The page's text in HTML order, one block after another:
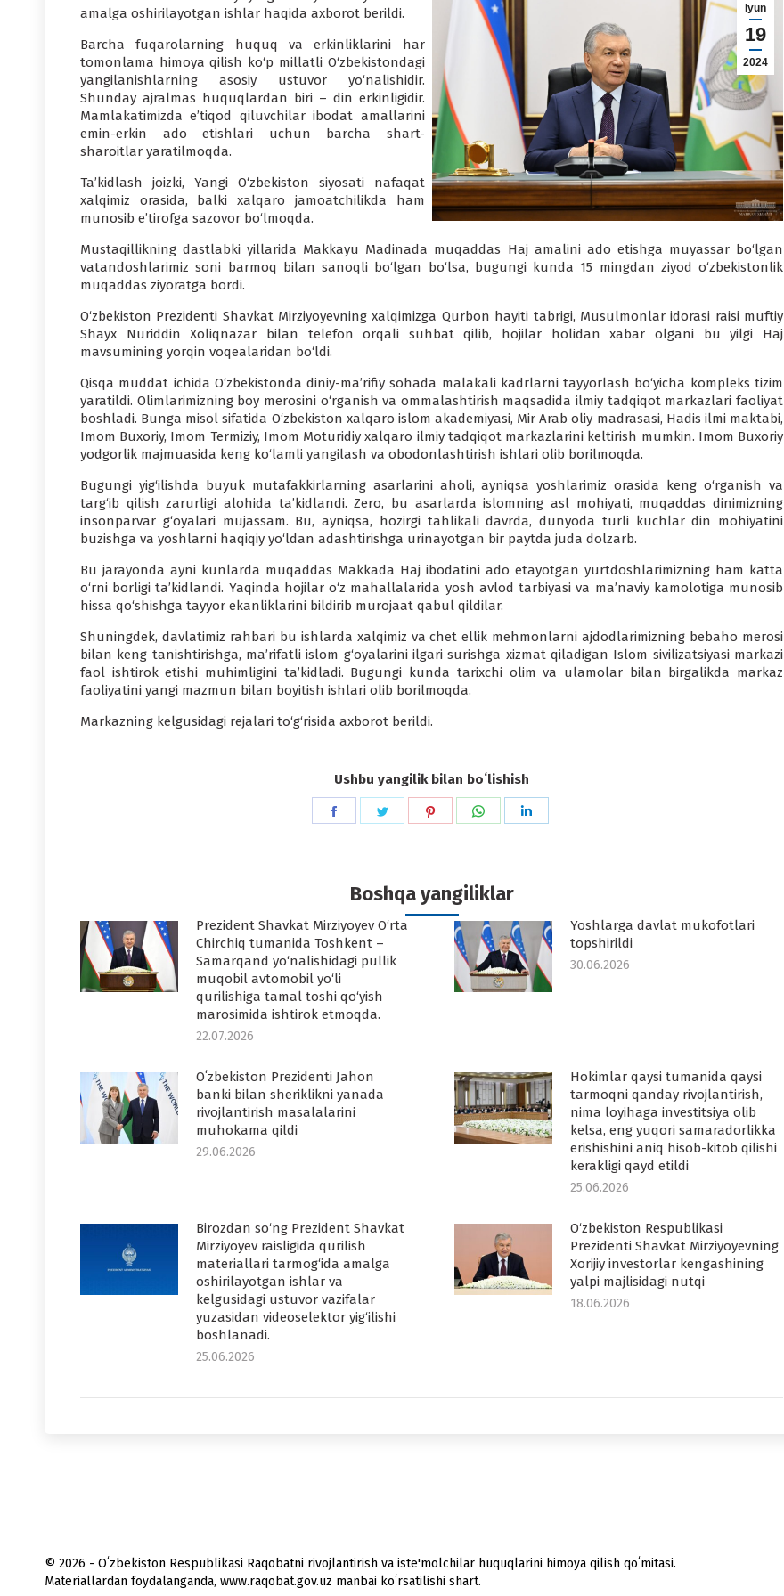
Iyun
19
2024
amalga oshirilayotgan ishlar haqida axborot berildi.
Barcha fuqarolarning huquq va erkinliklarini har
tomonlama himoya qilish ko‘p millatli O‘zbekistondagi
yangilanishlarning asosiy ustuvor yo‘nalishidir.
Shunday ajralmas huquqlardan biri – din erkinligidir.
Mamlakatimizda e’tiqod qiluvchilar ibodat amallarini
emin-erkin ado etishlari uchun barcha shart-
sharoitlar yaratilmoqda.
Ta’kidlash joizki, Yangi O‘zbekiston siyosati nafaqat
xalqimiz orasida, balki xalqaro jamoatchilikda ham
munosib e’tirofga sazovor bo‘lmoqda.
Mustaqillikning dastlabki yillarida Makkayu Madinada muqaddas Haj amalini ado etishga muyassar bo‘lgan
vatandoshlarimiz soni barmoq bilan sanoqli bo‘lgan bo‘lsa, bugungi kunda 15 mingdan ziyod o‘zbekistonlik
muqaddas ziyoratga bordi.
O‘zbekiston Prezidenti Shavkat Mirziyoyevning xalqimizga Qurbon hayiti tabrigi, Musulmonlar idorasi raisi muftiy
Shayx Nuriddin Xoliqnazar bilan telefon orqali suhbat qilib, hojilar holidan xabar olgani bu yilgi Haj
mavsumining yorqin voqealaridan bo‘ldi.
Qisqa muddat ichida O‘zbekistonda diniy-ma’rifiy sohada malakali kadrlarni tayyorlash bo‘yicha kompleks tizim
yaratildi. Olimlarimizning boy merosini o‘rganish va ommalashtirish maqsadida ilmiy tadqiqot markazlari faoliyat
boshladi. Bunga misol sifatida O‘zbekiston xalqaro islom akademiyasi, Mir Arab oliy madrasasi, Hadis ilmi maktabi,
Imom Buxoriy, Imom Termiziy, Imom Moturidiy xalqaro ilmiy tadqiqot markazlarini keltirish mumkin. Imom Buxoriy
yodgorlik majmuasida keng ko‘lamli yangilash va obodonlashtirish ishlari olib borilmoqda.
Bugungi yig‘ilishda buyuk mutafakkirlarning asarlarini aholi, ayniqsa yoshlarimiz orasida keng o‘rganish va
targ‘ib qilish zarurligi alohida ta’kidlandi. Zero, bu asarlarda islomning asl mohiyati, muqaddas dinimizning
insonparvar g‘oyalari mujassam. Bu, ayniqsa, hozirgi tahlikali davrda, dunyoda turli kuchlar din mohiyatini
buzishga va yoshlarni haqiqiy yo‘ldan adashtirishga urinayotgan bir paytda juda dolzarb.
Bu jarayonda ayni kunlarda muqaddas Makkada Haj ibodatini ado etayotgan yurtdoshlarimizning ham katta
o‘rni borligi ta’kidlandi. Yaqinda hojilar o‘z mahallalarida yosh avlod tarbiyasi va ma’naviy kamolotiga munosib
hissa qo‘shishga tayyor ekanliklarini bildirib murojaat qabul qildilar.
Shuningdek, davlatimiz rahbari bu ishlarda xalqimiz va chet ellik mehmonlarni ajdodlarimizning bebaho merosi
bilan keng tanishtirishga, ma’rifatli islom g‘oyalarini ilgari surishga xizmat qiladigan Islom sivilizatsiyasi markazi
faol ishtirok etishi muhimligini ta’kidladi. Bugungi kunda tarixchi olim va ulamolar bilan birgalikda markaz
faoliyatini yangi mazmun bilan boyitish ishlari olib borilmoqda.
Markazning kelgusidagi rejalari to‘g‘risida axborot berildi.
Ushbu yangilik bilan boʻlishish
Share
Share
Share
Share
Boshqa yangiliklar
Prezident Shavkat Mirziyoyev O‘rta
Chirchiq tumanida Toshkent –
Samarqand yo‘nalishidagi pullik
muqobil avtomobil yo‘li
qurilishiga tamal toshi qo‘yish
marosimida ishtirok etmoqda.
22.07.2026
Yoshlarga davlat mukofotlari
topshirildi
30.06.2026
Oʻzbekiston Prezidenti Jahon
banki bilan sheriklikni yanada
rivojlantirish masalalarini
muhokama qildi
29.06.2026
Hokimlar qaysi tumanida qaysi
tarmoqni qanday rivojlantirish,
nima loyihaga investitsiya olib
kelsa, eng yuqori samaradorlikka
erishishini aniq hisob-kitob qilishi
kerakligi qayd etildi
25.06.2026
Birozdan so‘ng Prezident Shavkat
Mirziyoyev raisligida qurilish
materiallari tarmog‘ida amalga
oshirilayotgan ishlar va
kelgusidagi ustuvor vazifalar
yuzasidan videoselektor yig‘ilishi
boshlanadi.
25.06.2026
O‘zbekiston Respublikasi
Prezidenti Shavkat Mirziyoyevning
Xorijiy investorlar kengashining
yalpi majlisidagi nutqi
18.06.2026
© 2026 - Oʻzbekiston Respublikasi Raqobatni rivojlantirish va iste'molchilar huquqlarini himoya qilish qoʻmitasi.
Materiallardan foydalanganda, www.raqobat.gov.uz manbai koʻrsatilishi shart.